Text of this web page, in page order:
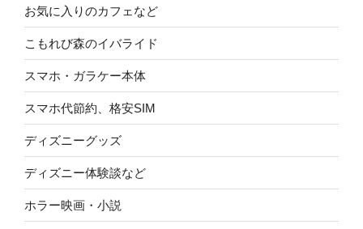
お気に入りのカフェなど
こもれび森のイバライド
スマホ・ガラケー本体
スマホ代節約、格安SIM
ディズニーグッズ
ディズニー体験談など
ホラー映画・小説